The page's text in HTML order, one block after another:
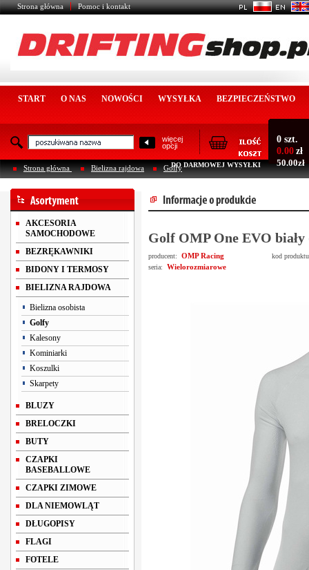
Strona główna Pomoc i kontakt
START O NAS NOWOŚCI WYSYŁKA BEZPIECZEŃSTWO
więcej
opcji
0 szt.
0.00 zł
DO DARMOWEJ WYSYŁKI 50.00zł
Strona główna Bielizna rajdowa Golfy
AKCESORIA
SAMOCHODOWE
BEZRĘKAWNIKI
BIDONY I TERMOSY
BIELIZNA RAJDOWA
Bielizna osobista
Golfy
Kalesony
Kominiarki
Koszulki
Skarpety
BLUZY
BRELOCZKI
BUTY
CZAPKI
BASEBALLOWE
CZAPKI ZIMOWE
DLA NIEMOWLĄT
DŁUGOPISY
FLAGI
FOTELE
Golf OMP One EVO
producent: OMP Racing
kod
seria:
Wielorozmiarowe